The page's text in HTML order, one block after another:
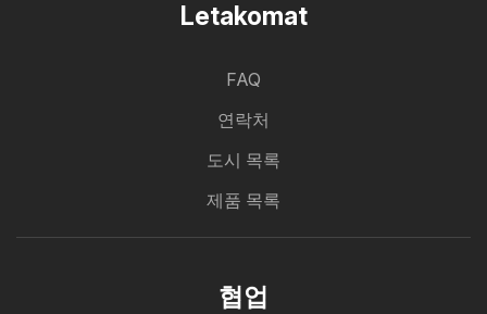
Letakomat
FAQ
연락처
도시 목록
제품 목록
협업